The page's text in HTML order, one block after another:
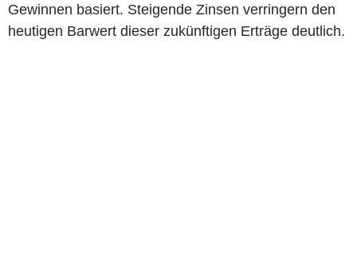
Gewinnen basiert. Steigende Zinsen verringern den
heutigen Barwert dieser zukünftigen Erträge deutlich.